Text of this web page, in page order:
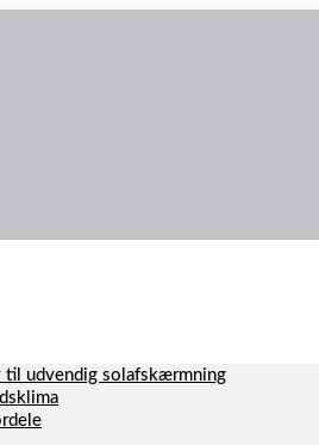
til udvendig solafskærmning